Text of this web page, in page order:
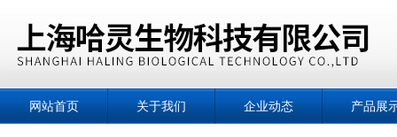
网站首页 关于我们 企业动态 产品展